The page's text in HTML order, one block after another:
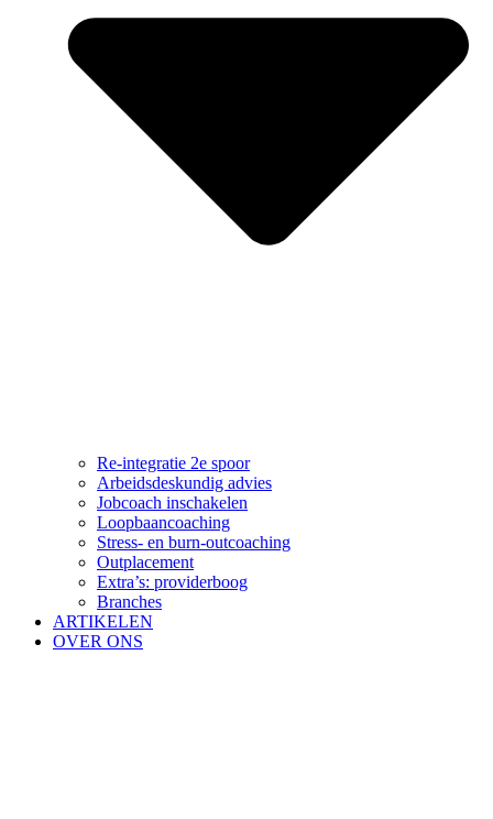
Re-integratie 2e spoor
Arbeidsdeskundig advies
Jobcoach inschakelen
Loopbaancoaching
Stress- en burn-outcoaching
Outplacement
Extra’s: providerboog
Branches
ARTIKELEN
OVER ONS